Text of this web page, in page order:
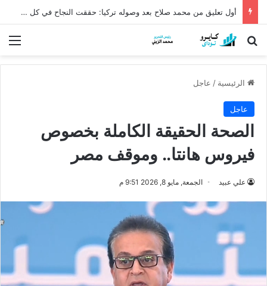
أول تعليق من محمد صلاح بعد وصوله تركيا: حققت النجاح في كل مكان
بحث عن
الرئيسية / عاجل
عاجل
الصحة الحقيقة الكاملة بخصوص
فيروس هانتا.. وموقف مصر
علي عبيد الجمعة, مايو 8, 2026 9:51 م